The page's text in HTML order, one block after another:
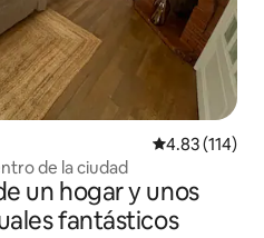
Calificación
4.83 (114)
de la ciudad
un hogar y unos
fantásticos